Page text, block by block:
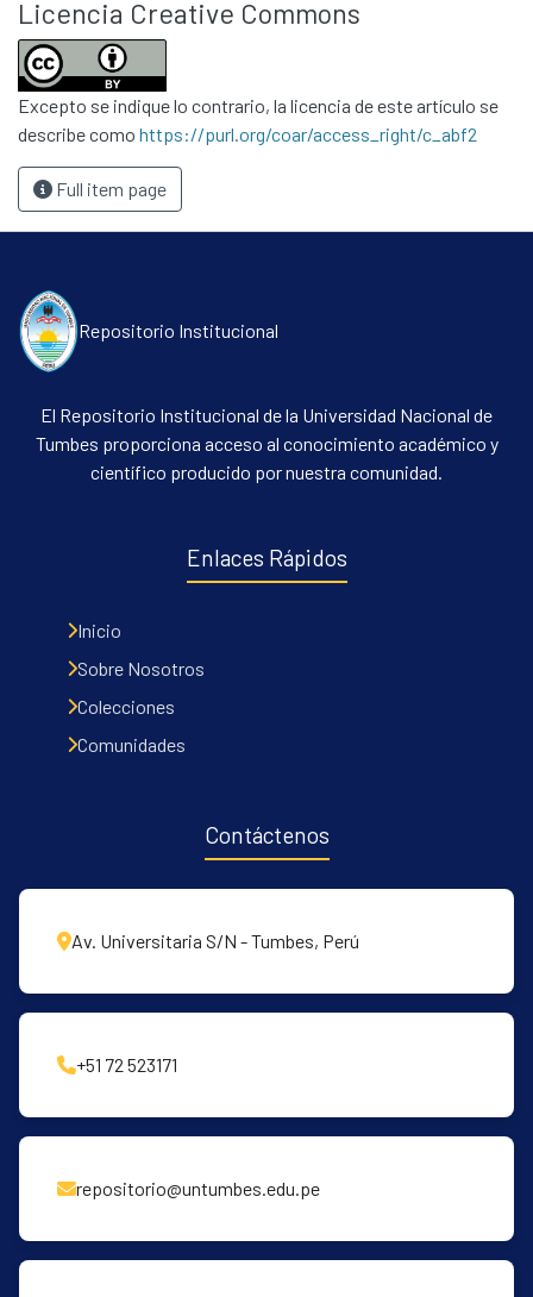
Licencia Creative Commons
Excepto se indique lo contrario, la licencia de este artículo se
describe como https://purl.org/coar/access_right/c_abf2
Full item page
Repositorio Institucional
El Repositorio Institucional de la Universidad Nacional de
Tumbes proporciona acceso al conocimiento académico y
científico producido por nuestra comunidad.
Enlaces Rápidos
Inicio
Sobre Nosotros
Colecciones
Comunidades
Contáctenos
Av. Universitaria S/N - Tumbes, Perú
+51 72 523171
repositorio@untumbes.edu.pe